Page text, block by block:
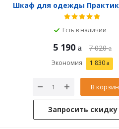
Шкаф для одежды Практик
Есть в наличии
5 190 7 020
Экономия 1 830
В
Запросить скидку